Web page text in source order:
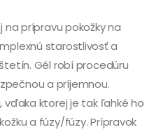
prípravu pokožky na
starostlivosť a
Gél robí procedúru
a príjemnou.
vďaka ktorej je tak ľahké ho
a fúzy/fúzy. Prípravok